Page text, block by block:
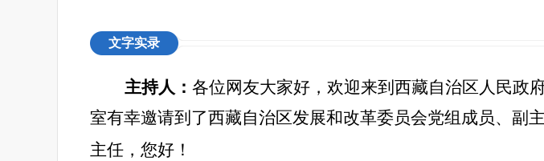
文字实录
主持人： 各位网友大家好，欢迎来到西藏自治区人民政
室有幸邀请到了西藏自治区发展和改革委员会党组成员、副
主任，您好！